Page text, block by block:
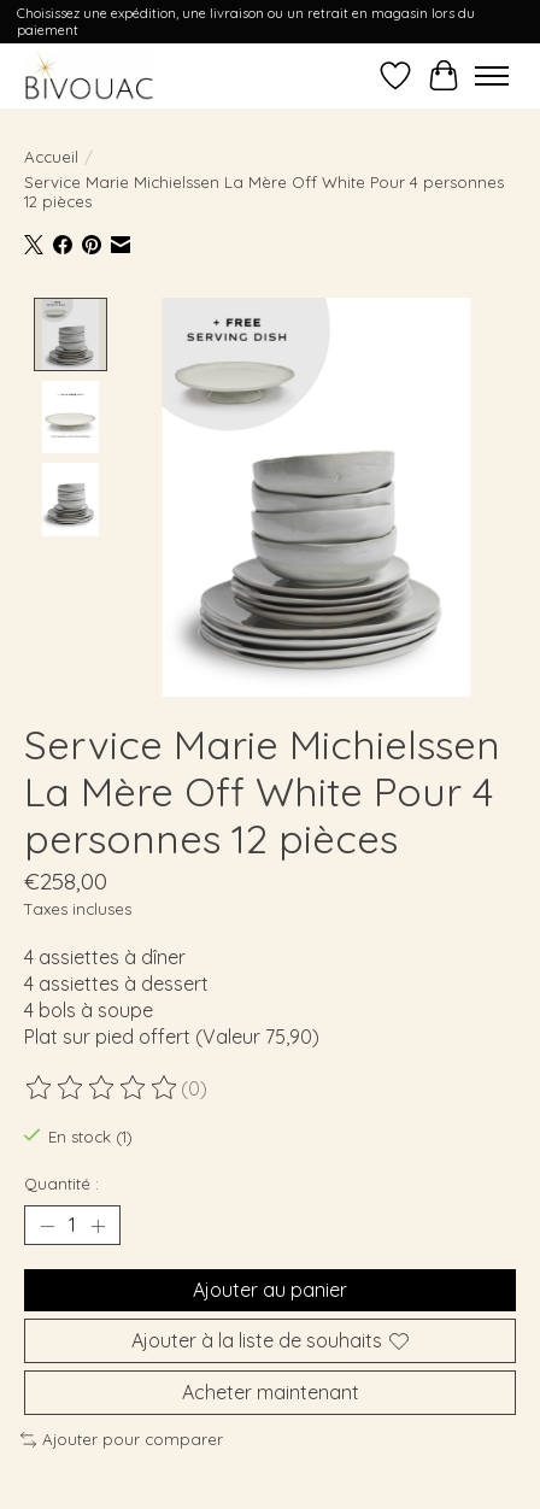
Choisissez une expédition, une livraison ou un retrait en magasin lors du
paiement
Liste dePanier
Accueil /
Service Marie Michielssen La Mère Off White Pour 4 personnes
12 pièces
Service Marie Michielssen
La Mère Off White Pour 4
personnes 12 pièces
€258,00
Taxes incluses
4 assiettes à dîner
4 assiettes à dessert
4 bols à soupe
Plat sur pied offert (Valeur 75,90)
Ce produit est évalué à
(0)
En stock (1)
Quantité :
Ajouter au panier
Ajouter à la liste de souhaits
Acheter maintenant
Ajouter pour comparer